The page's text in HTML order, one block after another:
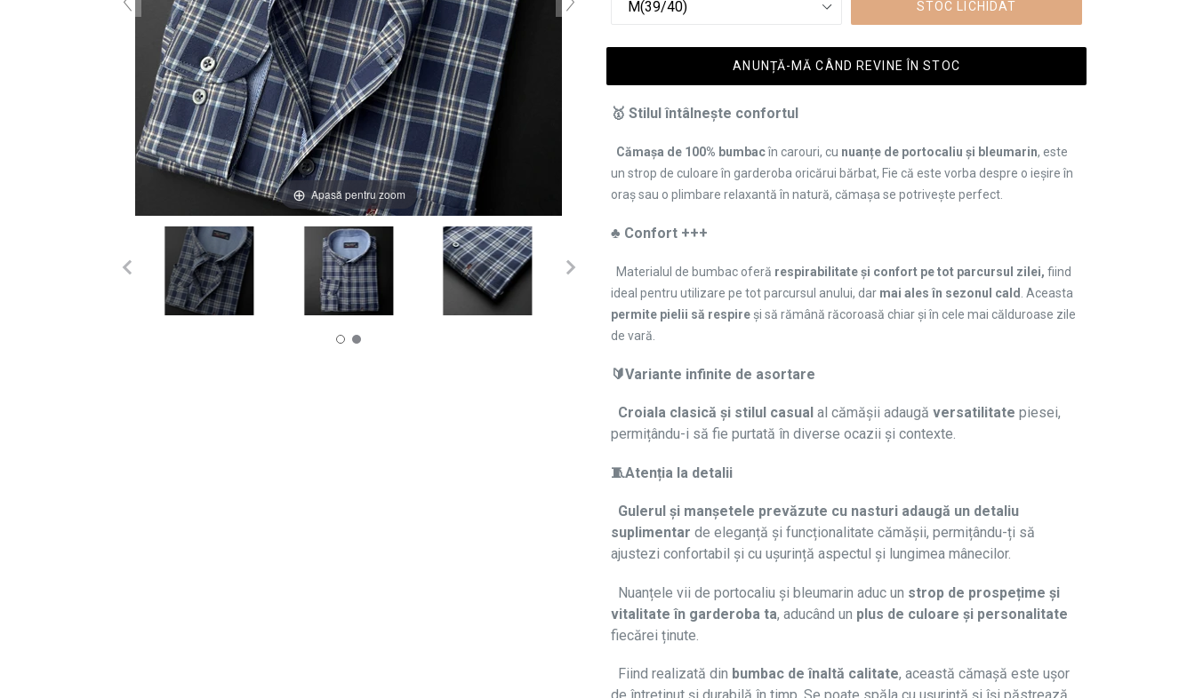
Apasă pentru zoom
STOC LICHIDAT
ANUNȚĂ-MĂ CÂND REVINE ÎN STOC
🥇 Stilul întâlnește confortul
Cămașa de 100% bumbacîn carouri, cu nuanțe de portocaliu și bleumarin, este
un strop de culoare în garderoba oricărui bărbat, Fie că este vorba despre o ieșire în
oraș sau o plimbare relaxantă în natură, cămașa se potrivește perfect.
♣️ Confort +++
Materialul de bumbac oferă respirabilitate și confort pe tot parcursul zilei, fiind
ideal pentru utilizare pe tot parcursul anului, dar mai ales în sezonul cald . Aceasta
permite pielii să respire și să rămână răcoroasă chiar și în cele mai călduroase zile
de vară.
🔰Variante infinite de asortare
Croiala clasică și stilul casual al cămășii adaugă versatilitate piesei,
permițându-i să fie purtată în diverse ocazii și contexte.
🧵Atenția la detalii
Gulerul și manșetele prevăzute cu nasturi adaugă un detaliu
suplimentar de eleganță și funcționalitate cămășii, permițându-ți să
ajustezi confortabil și cu ușurință aspectul și lungimea mânecilor.
Nuanțele vii de portocaliu și bleumarin aduc un strop de prospețime și
vitalitate în garderoba ta, aducând un plus de culoare și personalitate
fiecărei ținute.
Fiind realizată din bumbac de înaltă calitate, această cămașă este ușor